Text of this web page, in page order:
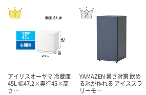
アイリスオーヤマ 冷蔵庫
45L 幅47.2×奥行45×高
さ…
YAMAZEN 暑さ対策 飲め
る氷が作れる アイススラ
リーモ…